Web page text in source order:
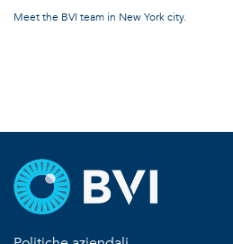
Meet the BVI team in New York city.